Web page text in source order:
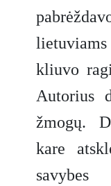
kliuvo
Autorius
žmogų.
kare